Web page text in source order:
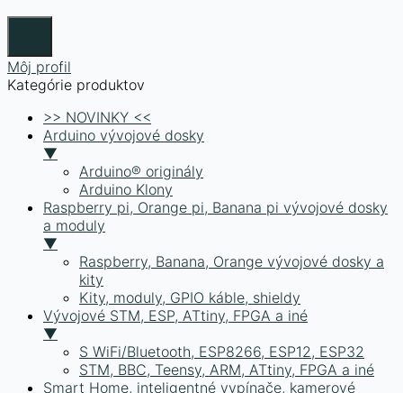
Môj profil
Kategórie produktov
>> NOVINKY <<
Arduino vývojové dosky
▼
Arduino® originály
Arduino Klony
Raspberry pi, Orange pi, Banana pi vývojové dosky
a moduly
▼
Raspberry, Banana, Orange vývojové dosky a
kity
Kity, moduly, GPIO káble, shieldy
Vývojové STM, ESP, ATtiny, FPGA a iné
▼
S WiFi/Bluetooth, ESP8266, ESP12, ESP32
STM, BBC, Teensy, ARM, ATtiny, FPGA a iné
Smart Home, inteligentné vypínače, kamerové